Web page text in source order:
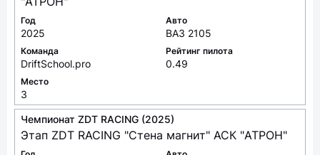
Год
2025
Авто
ВАЗ 2105
Команда
DriftSchool.pro
Рейтинг пилота
0.49
Место
3
Чемпионат ZDT RACING (2025)
Этап ZDT RACING "Стена магнит" АСК "АТРОН"